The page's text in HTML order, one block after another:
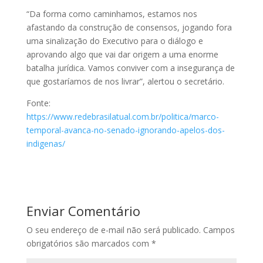
“Da forma como caminhamos, estamos nos
afastando da construção de consensos, jogando fora
uma sinalização do Executivo para o diálogo e
aprovando algo que vai dar origem a uma enorme
batalha jurídica. Vamos conviver com a insegurança de
que gostaríamos de nos livrar”, alertou o secretário.
Fonte:
https://www.redebrasilatual.com.br/politica/marco-
temporal-avanca-no-senado-ignorando-apelos-dos-
indigenas/
Enviar Comentário
O seu endereço de e-mail não será publicado. Campos
obrigatórios são marcados com *